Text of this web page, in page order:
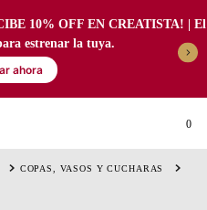
10% OFF EN CREATISTA! | El
estrenar la tuya.
ahora
0
COPAS, VASOS Y CUCHARAS